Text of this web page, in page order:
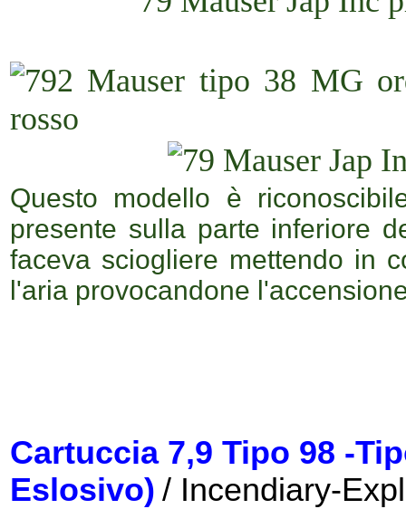
Questo modello è
presente sulla parte inferiore
faceva sciogliere mettendo in
l'aria provocandone
Cartuccia 7,9 Tipo 98 -
Eslosivo) / Incendiary-